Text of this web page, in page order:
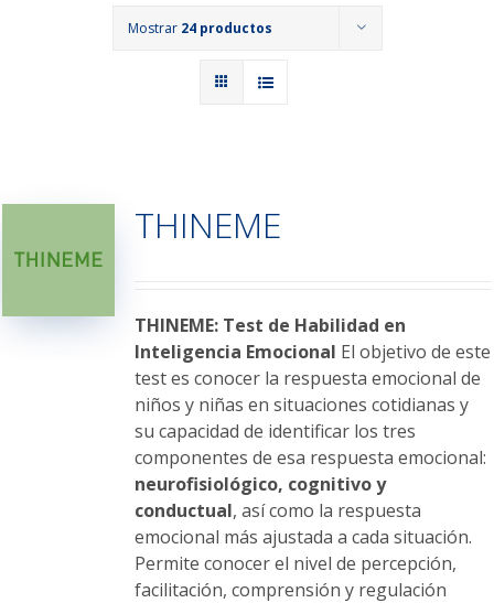
Mostrar 24 productos
THINEME
THINEME: Test de Habilidad en
Inteligencia Emocional El objetivo de este
test es conocer la respuesta emocional de
niños y niñas en situaciones cotidianas y
su capacidad de identificar los tres
componentes de esa respuesta emocional:
neurofisiológico, cognitivo y
conductual, así como la respuesta
emocional más ajustada a cada situación.
Permite conocer el nivel de percepción,
facilitación, comprensión y regulación